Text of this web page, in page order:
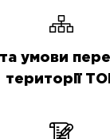
умови
території